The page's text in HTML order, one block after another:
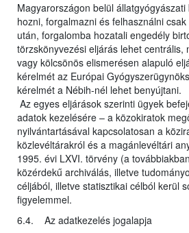
Magyarországon belül
hozni, forgalmazni és felhasználni
után, forgalomba hozatali engedély
törzskönyvezési eljárás lehet centrális,
vagy kölcsönös elismerésen alapuló
kérelmét az Európai
kérelmét a Nébih-nél lehet benyújtani.
Az egyes eljárások szerinti ügyek
adatok kezelésére – a közokiratok
nyilvántartásával kapcsolatosan a
közlevéltárakról és a magánlevéltári
1995. évi LXVI. törvény (a
közérdekű archiválás, illetve
céljából, illetve statisztikai célból kerül
figyelemmel.
6.4. Az adatkezelés jogalapja